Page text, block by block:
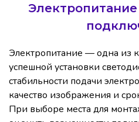
Электропитание — одна из
успешной установки
стабильности подачи
качество изображения и
При выборе места для